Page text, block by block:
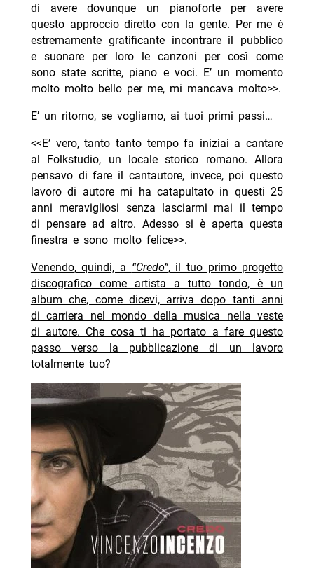
di avere dovunque un pianoforte per avere
questo approccio diretto con la gente. Per me è
estremamente gratificante incontrare il pubblico
e suonare per loro le canzoni per così come
sono state scritte, piano e voci. E’ un momento
molto molto bello per me, mi mancava molto>>.
E’ un ritorno, se vogliamo, ai tuoi primi passi…
<<E’ vero, tanto tanto tempo fa iniziai a cantare
al Folkstudio, un locale storico romano. Allora
pensavo di fare il cantautore, invece, poi questo
lavoro di autore mi ha catapultato in questi 25
anni meravigliosi senza lasciarmi mai il tempo
di pensare ad altro. Adesso si è aperta questa
finestra e sono molto felice>>.
Venendo, quindi, a “Credo”, il tuo primo progetto
discografico come artista a tutto tondo, è un
album che, come dicevi, arriva dopo tanti anni
di carriera nel mondo della musica nella veste
di autore. Che cosa ti ha portato a fare questo
passo verso la pubblicazione di un lavoro
totalmente tuo?